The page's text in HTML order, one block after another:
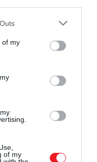
one or more Google
You may click to
its third-party tags to
in below Google
of my
of my
A
nap…